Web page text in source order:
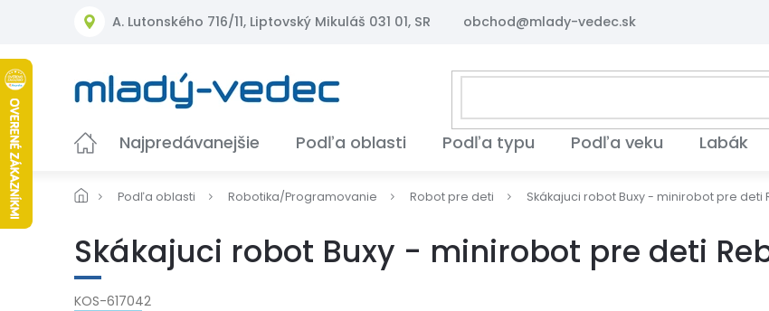
A. Lutonského 716/11, Liptovský Mikuláš 031 01, SR obchod@mlady-vedec.sk
Najpredávanejšie Podľa oblasti Podľa typu Podľa veku Labák
Podľa oblasti Robotika/Programovanie Robot pre deti Skákajuci robot Buxy - minirobot pre deti
Skákajuci robot Buxy - minirobot pre deti
KOS-617042